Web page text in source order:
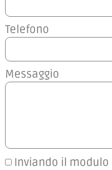
Telefono
Messaggio
Inviando il